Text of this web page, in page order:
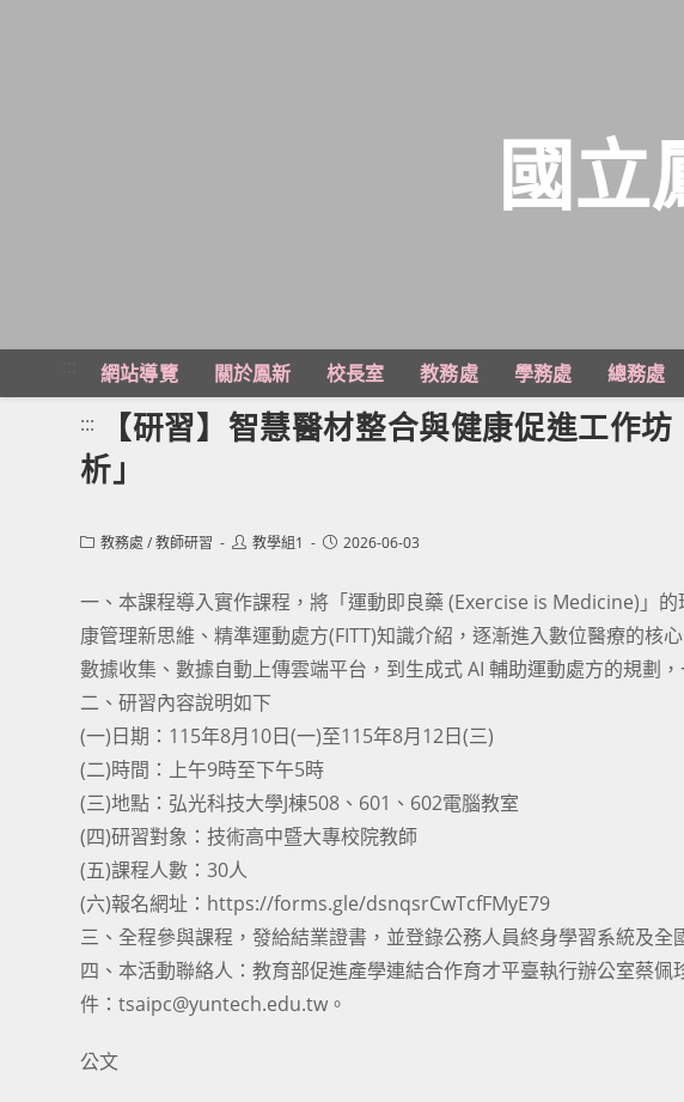
主
國立
網站導覽 關於鳳新 校長室 教務處 學務處 總務處
:::
【研習】智慧醫材整合與健康促進工作
析」
Post教務處 /教師研習
Post教學組1
Post2026-06-03
一、本課程導入實作課程，將「運動即良藥 (Exercise is Medicine)」
康管理新思維、精準運動處方(FITT)知識介紹，逐漸進入數位醫療的核
數據收集、數據自動上傳雲端平台，到生成式 AI 輔助運動處方的規劃
二、研習內容說明如下
(一)日期：115年8月10日(一)至115年8月12日(三)
(二)時間：上午9時至下午5時
(三)地點：弘光科技大學J棟508、601、602電腦教室
(四)研習對象：技術高中暨大專校院教師
(五)課程人數：30人
(六)報名網址：https://forms.gle/dsnqsrCwTcfFMyE79
三、全程參與課程，發給結業證書，並登錄公務人員終身學習系統及全
四、本活動聯絡人：教育部促進產學連結合作育才平臺執行辦公室蔡
件：tsaipc@yuntech.edu.tw。
公文